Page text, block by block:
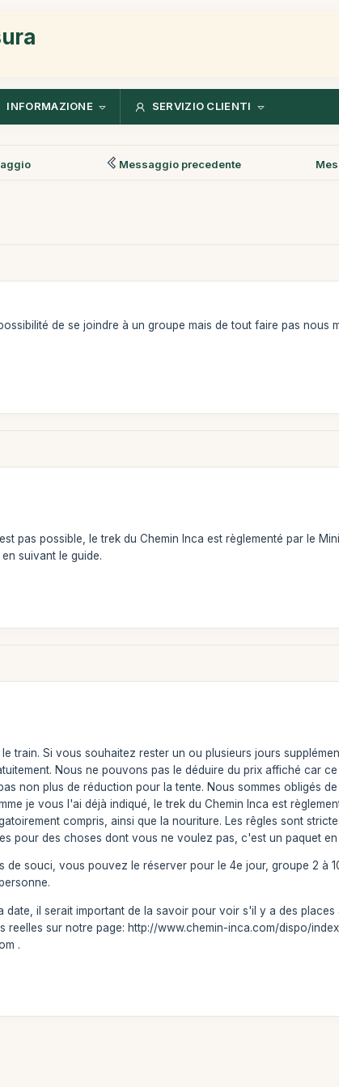
INFORMAZIONE SERVIZIO CLIENTI
Messaggio precedente
de se joindre à un groupe mais de tout faire pas nous
pas possible, le trek du Chemin Inca est règlementé par le
suivant le guide.
train. Si vous souhaitez rester un ou plusieurs jours
Nous ne pouvons pas le déduire du prix affiché car
non plus de réduction pour la tente. Nous sommes obligés
je vous l'ai déjà indiqué, le trek du Chemin Inca est
compris, ainsi que la nouriture. Les rêgles sont
pour des choses dont vous ne voulez pas, c'est un paquet
de souci, vous pouvez le réserver pour le 4e jour, groupe 2 à
date, il serait important de la savoir pour voir s'il y a des
reelles sur notre page: http://www.chemin-inca.com/dispo/
.